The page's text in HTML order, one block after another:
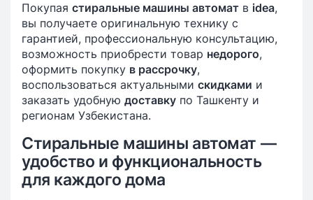
Покупая стиральные машины автомат в idea,
вы получаете оригинальную технику с
гарантией, профессиональную консультацию,
возможность приобрести товар недорого,
оформить покупку в рассрочку,
воспользоваться актуальными скидками и
заказать удобную доставку по Ташкенту и
регионам Узбекистана.
Стиральные машины автомат —
удобство и функциональность
для каждого дома